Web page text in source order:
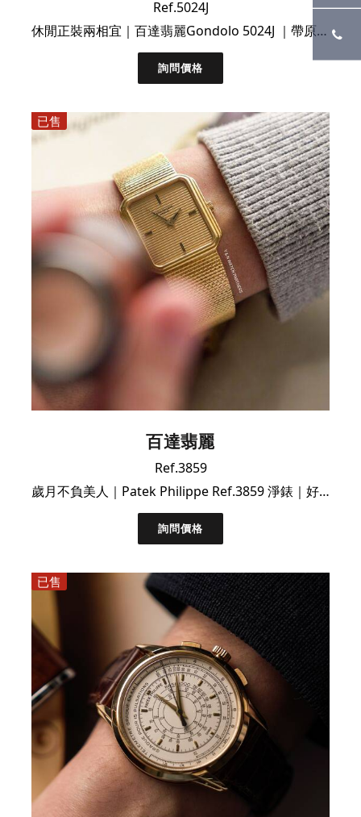
Ref.5024J
休閒正裝兩相宜｜百達翡麗Gondolo 5024J ｜帶原裝錶盒
詢問價格
已售
百達翡麗
Ref.3859
歲月不負美人｜Patek Philippe Ref.3859 淨錶｜好價遇有緣人
詢問價格
已售